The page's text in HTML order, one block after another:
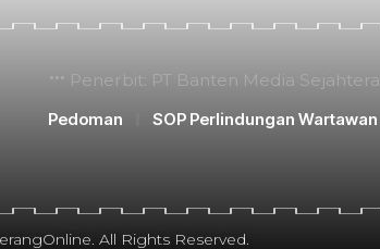
Penerbit: PT Banten Media Sejahtera
Pedoman
SOP Perlindungan Wartawan
All Rights Reserved.